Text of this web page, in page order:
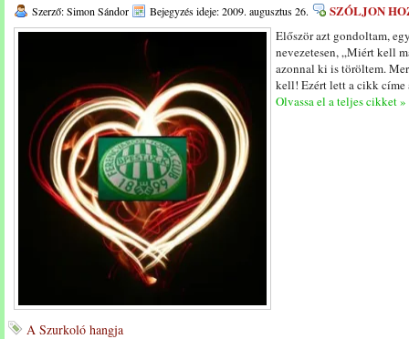
Szerző: Simon Sándor Bejegyzés ideje: 2009. augusztus 26. SZÓLJON
Először azt gondoltam,
nevezetesen, „Miért kell
azonnal ki is töröltem.
kell! Ezért lett a cikk címe
Olvassa el a teljes cikket »
A Szurkoló hangja